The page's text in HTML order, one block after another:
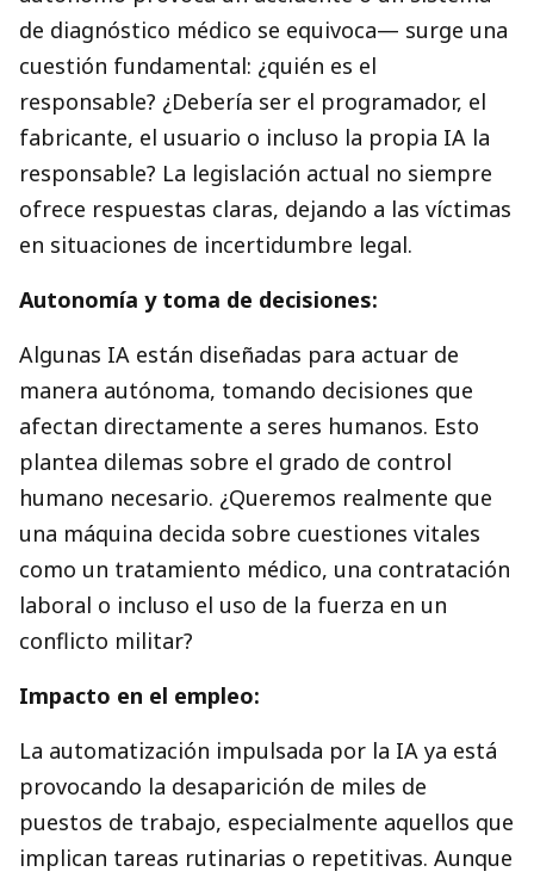
de diagnóstico médico se equivoca— surge una
cuestión fundamental: ¿quién es el
responsable? ¿Debería ser el programador, el
fabricante, el usuario o incluso la propia IA la
responsable? La legislación actual no siempre
ofrece respuestas claras, dejando a las víctimas
en situaciones de incertidumbre legal.
Autonomía y toma de decisiones:
Algunas IA están diseñadas para actuar de
manera autónoma, tomando decisiones que
afectan directamente a seres humanos. Esto
plantea dilemas sobre el grado de control
humano necesario. ¿Queremos realmente que
una máquina decida sobre cuestiones vitales
como un tratamiento médico, una contratación
laboral o incluso el uso de la fuerza en un
conflicto militar?
Impacto en el empleo:
La automatización impulsada por la IA ya está
provocando la desaparición de miles de
puestos de trabajo, especialmente aquellos que
implican tareas rutinarias o repetitivas. Aunque